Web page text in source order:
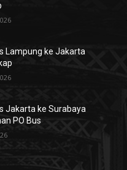
Lampung ke Jakarta
Jakarta ke Surabaya
PO Bus